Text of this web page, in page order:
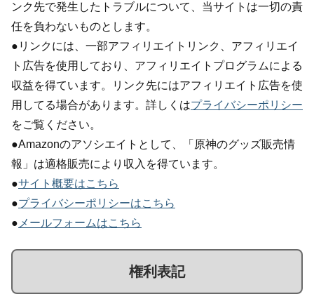
ンク先で発生したトラブルについて、当サイトは一切の責
任を負わないものとします。
●リンクには、一部アフィリエイトリンク、アフィリエイ
ト広告を使用しており、アフィリエイトプログラムによる
収益を得ています。リンク先にはアフィリエイト広告を使
用してる場合があります。詳しくはプライバシーポリシー
をご覧ください。
●Amazonのアソシエイトとして、「原神のグッズ販売情
報」は適格販売により収入を得ています。
●サイト概要はこちら
●プライバシーポリシーはこちら
●メールフォームはこちら
権利表記